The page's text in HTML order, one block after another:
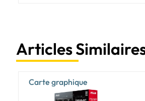
Format
Nombre de ports
Éclairage
Couleur de l'éclairage
Articles
Carte graphique